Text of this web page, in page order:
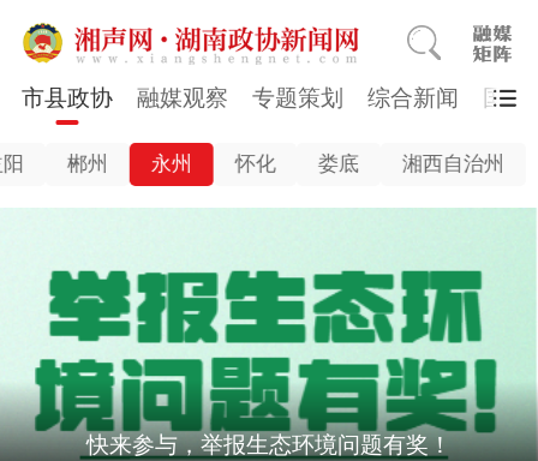
市县政协 融媒观察 专题策划 综合新闻 国医
郴州 永州 怀化 娄底 湘西自治州
快来参与，举报生态环境问题有奖！